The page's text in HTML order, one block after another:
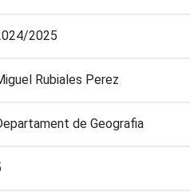
2025
Rubiales Perez
de Geografia